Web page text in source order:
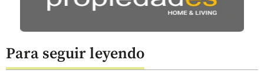
Para seguir leyendo